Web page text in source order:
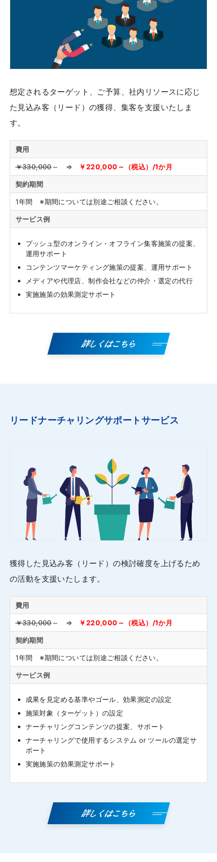
想定されるターゲット、ご予算、社内リソースに応じ
た見込み客（リード）の獲得、集客を支援いたしま
す。
費用
￥330,000～ ⇒ ￥220,000～（税込）/1か月
契約期間
1年間 ※期間については別途ご相談ください。
サービス例
プッシュ型のオンライン・オフライン集客施策の提案、
運用サポート
コンテンツマーケティング施策の提案、運用サポート
メディアや代理店、制作会社などの仲介・選定の代行
実施施策の効果測定サポート
詳しくはこちら
リードナーチャリングサポートサービス
獲得した見込み客（リード）の検討確度を上げるため
の活動を支援いたします。
費用
￥330,000～ ⇒ ￥220,000～（税込）/1か月
契約期間
1年間 ※期間については別途ご相談ください。
サービス例
成果を見定める基準やゴール、効果測定の設定
施策対象（ターゲット）の設定
ナーチャリングコンテンツの提案、サポート
ナーチャリングで使用するシステム or ツールの選定サ
ポート
実施施策の効果測定サポート
詳しくはこちら